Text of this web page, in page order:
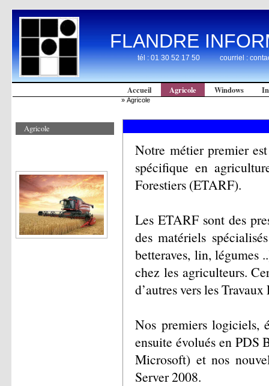
FLANDRE
tél : 01 30 52 17 50 courriel :
Accueil Agricole Windows
»Agricole
Notre métier premier
spécifique en
Forestiers (ETARF).
Les ETARF sont des
des matériels
betteraves, lin, légumes
chez les agriculteurs.
d’autres vers les
Nos premiers logiciels,
ensuite évolués en PDS
Microsoft) et nos
Server 2008.
Agricole